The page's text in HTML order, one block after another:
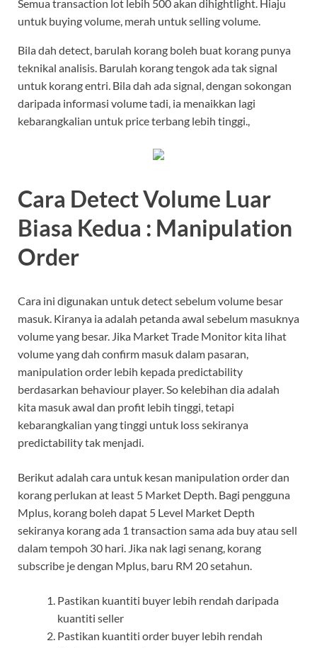
Semua transaction lot lebih 500 akan dihightlight. Hiaju
untuk buying volume, merah untuk selling volume.
Bila dah detect, barulah korang boleh buat korang punya
teknikal analisis. Barulah korang tengok ada tak signal
untuk korang entri. Bila dah ada signal, dengan sokongan
daripada informasi volume tadi, ia menaikkan lagi
kebarangkalian untuk price terbang lebih tinggi.,
Cara Detect Volume Luar
Biasa Kedua : Manipulation
Order
Cara ini digunakan untuk detect sebelum volume besar
masuk. Kiranya ia adalah petanda awal sebelum masuknya
volume yang besar. Jika Market Trade Monitor kita lihat
volume yang dah confirm masuk dalam pasaran,
manipulation order lebih kepada predictability
berdasarkan behaviour player. So kelebihan dia adalah
kita masuk awal dan profit lebih tinggi, tetapi
kebarangkalian yang tinggi untuk loss sekiranya
predictability tak menjadi.
Berikut adalah cara untuk kesan manipulation order dan
korang perlukan at least 5 Market Depth. Bagi pengguna
Mplus, korang boleh dapat 5 Level Market Depth
sekiranya korang ada 1 transaction sama ada buy atau sell
dalam tempoh 30 hari. Jika nak lagi senang, korang
subscribe je dengan Mplus, baru RM 20 setahun.
Pastikan kuantiti buyer lebih rendah daripada
kuantiti seller
Pastikan kuantiti order buyer lebih rendah